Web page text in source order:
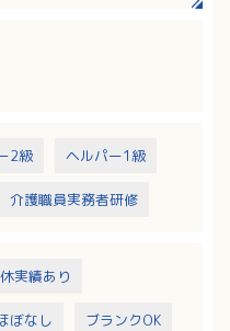
2級 ヘルパー1級
介護職員実務者研修
実績あり
ぼなし ブランクOK